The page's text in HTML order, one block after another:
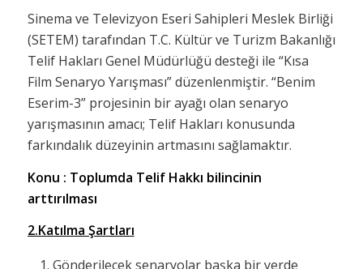
Sinema ve Televizyon Eseri Sahipleri Meslek Birliği
(SETEM) tarafından T.C. Kültür ve Turizm Bakanlığı
Telif Hakları Genel Müdürlüğü desteği ile “Kısa
Film Senaryo Yarışması” düzenlenmiştir. “Benim
Eserim-3” projesinin bir ayağı olan senaryo
yarışmasının amacı; Telif Hakları konusunda
farkındalık düzeyinin artmasını sağlamaktır.
Konu : Toplumda Telif Hakkı bilincinin
arttırılması
2.Katılma Şartları
Gönderilecek senaryolar başka bir yerde